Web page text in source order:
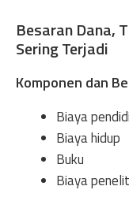
Besaran Dana,
Sering Terjadi
Komponen dan
Biaya
Biaya hidup
Buku
Biaya